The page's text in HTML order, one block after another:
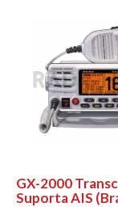
GX-2000
Suporta AIS